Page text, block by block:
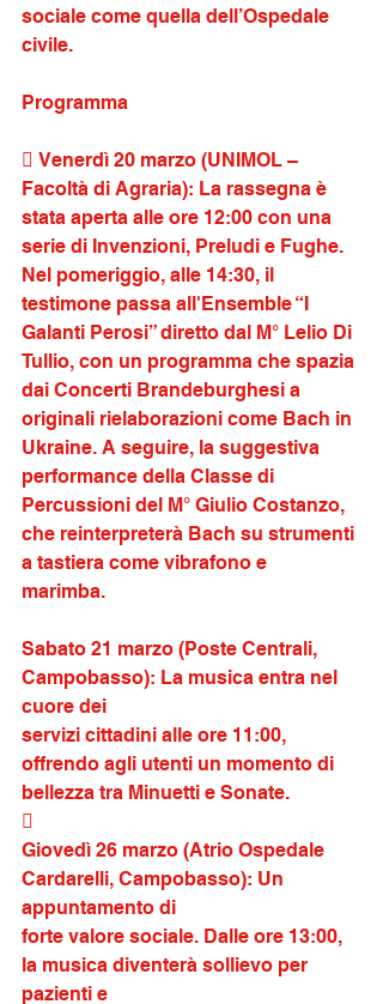
sociale come quella dell’Ospedale
civile.
Programma
 Venerdì 20 marzo (UNIMOL –
Facoltà di Agraria): La rassegna è
stata aperta alle ore 12:00 con una
serie di Invenzioni, Preludi e Fughe.
Nel pomeriggio, alle 14:30, il
testimone passa all'Ensemble “I
Galanti Perosi” diretto dal M° Lelio Di
Tullio, con un programma che spazia
dai Concerti Brandeburghesi a
originali rielaborazioni come Bach in
Ukraine. A seguire, la suggestiva
performance della Classe di
Percussioni del M° Giulio Costanzo,
che reinterpreterà Bach su strumenti
a tastiera come vibrafono e
marimba.
Sabato 21 marzo (Poste Centrali,
Campobasso): La musica entra nel
cuore dei
servizi cittadini alle ore 11:00,
offrendo agli utenti un momento di
bellezza tra Minuetti e Sonate.

Giovedì 26 marzo (Atrio Ospedale
Cardarelli, Campobasso): Un
appuntamento di
forte valore sociale. Dalle ore 13:00,
la musica diventerà sollievo per
pazienti e